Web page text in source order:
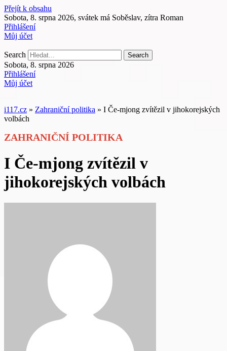
Přejít k obsahu
Sobota, 8. srpna 2026, svátek má Soběslav, zítra Roman
Přihlášení
Můj účet
Search Search
Sobota, 8. srpna 2026
Přihlášení
Můj účet
i117.cz » Zahraniční politika » I Če-mjong zvítězil v jihokorejských
volbách
ZAHRANIČNÍ POLITIKA
I Če-mjong zvítězil v
jihokorejských volbách